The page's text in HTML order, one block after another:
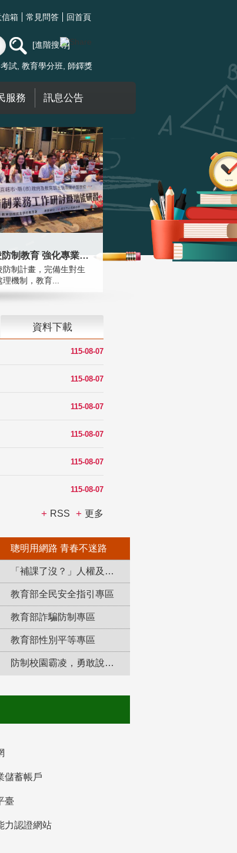
信箱 常見問答 回首頁
進階搜尋
試 教育學分班 師鐸獎
服務 訊息公告
落實校園霸凌防制教育 強化專業知能
制計畫，完備生對生
機制，教育...
資料下載
115-08-07
115-08-07
115-08-07
115-08-07
115-08-07
115-08-07
RSS 更多
聰明用網路 青春不迷路
「補課了沒？」人權及轉型正義教育專區
教育部全民安全指引專區
教育部詐騙防制專區
教育部性別平等專區
防制校園霸凌，勇敢說出來！
儲蓄帳戶
臺
力認證網站